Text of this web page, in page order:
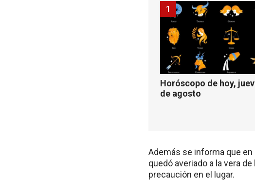
Horóscopo de hoy,
de agosto
1
Además se informa que en
quedó averiado a la vera
precaución en el lugar.